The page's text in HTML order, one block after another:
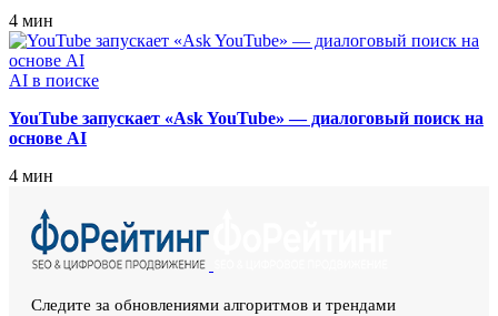
4 мин
AI в поиске
YouTube запускает «Ask YouTube» — диалоговый поиск на
основе AI
4 мин
Следите за обновлениями алгоритмов и трендами